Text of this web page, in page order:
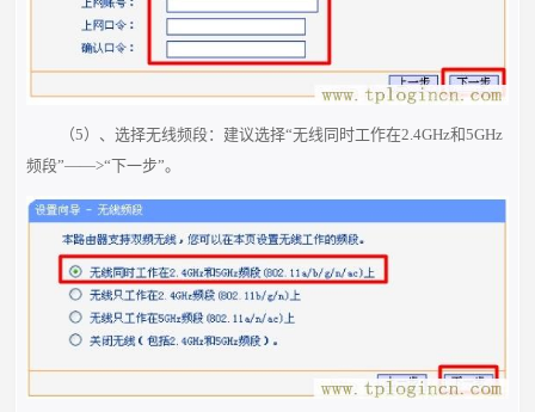
（5）、选择无线频段：建议选择“无线同时工作在2.4GHz和5GHz
频段”——>“下一步”。